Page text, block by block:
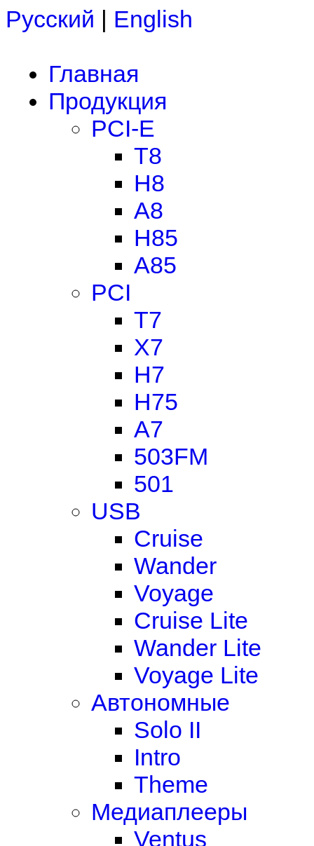
Русский | English
Главная
Продукция
PCI-E
T8
H8
A8
H85
A85
PCI
T7
X7
H7
H75
A7
503FM
501
USB
Cruise
Wander
Voyage
Cruise Lite
Wander Lite
Voyage Lite
Автономные
Solo II
Intro
Theme
Медиаплееры
Ventus